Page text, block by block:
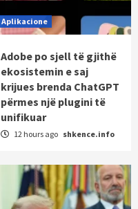
Aplikacione
Adobe po sjell të gjithë
ekosistemin e saj
krijues brenda ChatGPT
përmes një plugini të
unifikuar
12 hours ago shkence.info